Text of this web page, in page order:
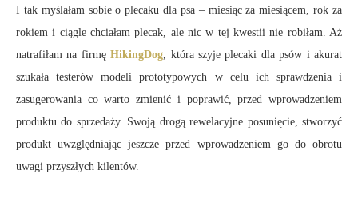
I tak myślałam sobie o plecaku dla psa – miesiąc za miesiącem, rok za
rokiem i ciągle chciałam plecak, ale nic w tej kwestii nie robiłam. Aż
natrafiłam na firmęHikingDog, która szyje plecaki dla psów i akurat
szukała testerów modeli prototypowych w celu ich sprawdzenia i
zasugerowania co warto zmienić i poprawić, przed wprowadzeniem
produktu do sprzedaży. Swoją drogą rewelacyjne posunięcie, stworzyć
produkt uwzględniając jeszcze przed wprowadzeniem go do obrotu
uwagi przyszłych kilentów.